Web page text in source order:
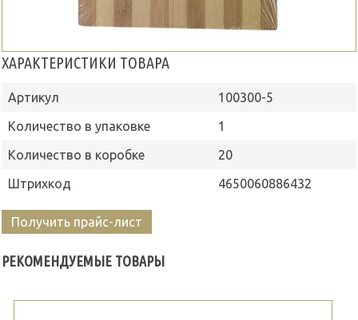
ХАРАКТЕРИСТИКИ ТОВАРА
Артикул
100300-5
Количество в упаковке
1
Количество в коробке
20
Штрихкод
4650060886432
Получить прайс-лист
РЕКОМЕНДУЕМЫЕ ТОВАРЫ